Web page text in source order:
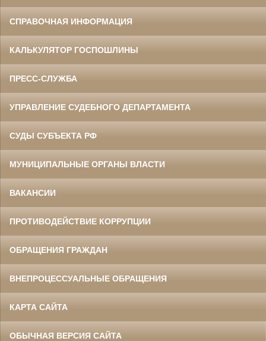
СПРАВОЧНАЯ ИНФОРМАЦИЯ
КАЛЬКУЛЯТОР ГОСПОШЛИНЫ
ПРЕСС-СЛУЖБА
УПРАВЛЕНИЕ СУДЕБНОГО ДЕПАРТАМЕНТА
СУДЫ СУБЪЕКТА РФ
МУНИЦИПАЛЬНЫЕ ОРГАНЫ ВЛАСТИ
ВАКАНСИИ
ПРОТИВОДЕЙСТВИЕ КОРРУПЦИИ
ОБРАЩЕНИЯ ГРАЖДАН
ВНЕПРОЦЕССУАЛЬНЫЕ ОБРАЩЕНИЯ
КАРТА САЙТА
ОБЫЧНАЯ ВЕРСИЯ САЙТА